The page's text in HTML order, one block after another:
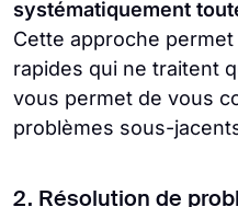
systématiquement
Cette approche
rapides qui ne traitent
vous permet de vous
problèmes sous-
2. Résolution de